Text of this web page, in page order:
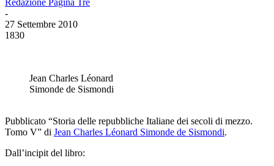
-
27 Settembre 2010
1830
Jean Charles Léonard
Simonde de Sismondi
Pubblicato “Storia delle repubbliche Italiane dei secoli di mezzo.
Tomo V” di Jean Charles Léonard Simonde de Sismondi.
Dall’incipit del libro: